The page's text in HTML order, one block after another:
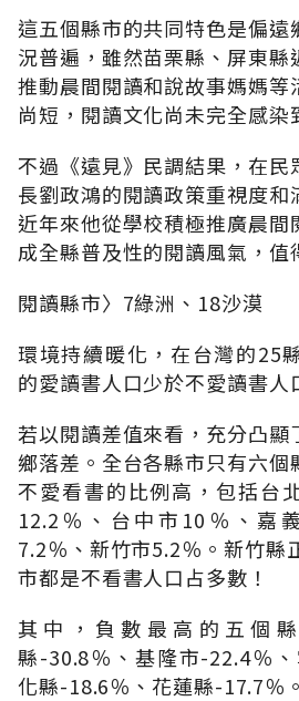
這五個縣市的共同特色是偏遠
況普遍，雖然苗栗縣、屏東縣
推動晨間閱讀和說故事媽媽等
尚短，閱讀文化尚未完全感染
不過《遠見》民調結果，在民
長劉政鴻的閱讀政策重視度和
近年來他從學校積極推廣晨間
成全縣普及性的閱讀風氣，值
閱讀縣市〉7綠洲、18沙漠
環境持續暖化，在台灣的25
的愛讀書人口少於不愛讀書人
若以閱讀差值來看，充分凸顯
鄉落差。全台各縣市只有六
不愛看書的比例高，包括台
12.2％、台中市10％、嘉
7.2％、新竹市5.2％。新竹縣
市都是不看書人口占多數！
其中，負數最高的五個
縣-30.8％、基隆市-22.4％
化縣-18.6％、花蓮縣-17.7％